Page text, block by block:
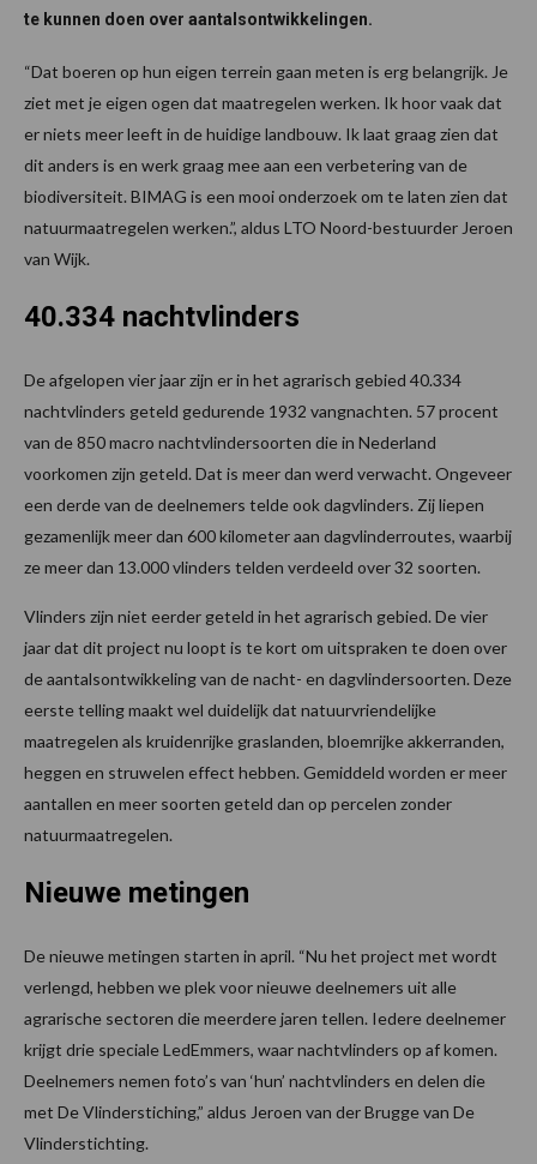
te kunnen doen over aantalsontwikkelingen.
“Dat boeren op hun eigen terrein gaan meten is erg belangrijk. Je
ziet met je eigen ogen dat maatregelen werken. Ik hoor vaak dat
er niets meer leeft in de huidige landbouw. Ik laat graag zien dat
dit anders is en werk graag mee aan een verbetering van de
biodiversiteit. BIMAG is een mooi onderzoek om te laten zien dat
natuurmaatregelen werken.”, aldus LTO Noord-bestuurder Jeroen
van Wijk.
40.334 nachtvlinders
De afgelopen vier jaar zijn er in het agrarisch gebied 40.334
nachtvlinders geteld gedurende 1932 vangnachten. 57 procent
van de 850 macro nachtvlindersoorten die in Nederland
voorkomen zijn geteld. Dat is meer dan werd verwacht. Ongeveer
een derde van de deelnemers telde ook dagvlinders. Zij liepen
gezamenlijk meer dan 600 kilometer aan dagvlinderroutes, waarbij
ze meer dan 13.000 vlinders telden verdeeld over 32 soorten.
Vlinders zijn niet eerder geteld in het agrarisch gebied. De vier
jaar dat dit project nu loopt is te kort om uitspraken te doen over
de aantalsontwikkeling van de nacht- en dagvlindersoorten. Deze
eerste telling maakt wel duidelijk dat natuurvriendelijke
maatregelen als kruidenrijke graslanden, bloemrijke akkerranden,
heggen en struwelen effect hebben. Gemiddeld worden er meer
aantallen en meer soorten geteld dan op percelen zonder
natuurmaatregelen.
Nieuwe metingen
De nieuwe metingen starten in april. “Nu het project met wordt
verlengd, hebben we plek voor nieuwe deelnemers uit alle
agrarische sectoren die meerdere jaren tellen. Iedere deelnemer
krijgt drie speciale LedEmmers, waar nachtvlinders op af komen.
Deelnemers nemen foto’s van ‘hun’ nachtvlinders en delen die
met De Vlinderstiching,” aldus Jeroen van der Brugge van De
Vlinderstichting.